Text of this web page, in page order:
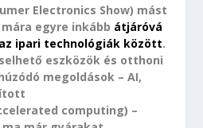
Electronics Show) mást
egyre inkább átjáróvá
ipari technológiák között.
eszközök és otthoni
megoldások – AI,
computing) –